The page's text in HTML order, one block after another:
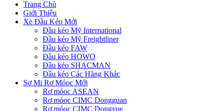
Trang Chủ
Giới Thiệu
Xe Đầu Kéo Mới
Đầu kéo Mỹ International
Đầu kéo Mỹ Freightliner
Đầu kéo FAW
Đầu kéo HOWO
Đầu kéo SHACMAN
Đầu kéo Các Hãng Khác
Sơ Mi Rơ Móoc Mới
Rơ móoc ASEAN
Rơ móoc CIMC Dongguan
Rơ móoc CIMC Dongyue